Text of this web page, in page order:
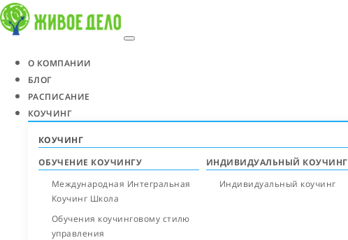
О КОМПАНИИ
БЛОГ
РАСПИСАНИЕ
КОУЧИНГ
КОУЧИНГ
ОБУЧЕНИЕ КОУЧИНГУ
Международная Интегральная
Коучинг Школа
Обучения коучинговому стилю
управления
ИНДИВИДУАЛЬНЫЙ КОУЧИНГ
Индивидуальный коучинг